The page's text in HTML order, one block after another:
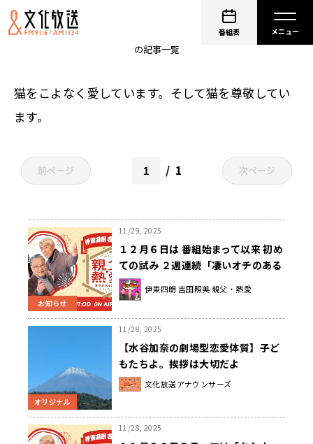
番組表
の記事一覧
猫をこよなく愛しています。そして猫を尊敬してい
ます。
前ページ 1 次ページ
お知らせ
11/29, 2025
１２月６日は 番組始まって以来 初め
ての試み ２週連続「凄いオチのある
話」に こだわる。
伊東四朗 吉田照美 親父・熱愛
オリジナル
11/28, 2025
【水谷加奈の劇場型恋愛体質】子ど
もたちよ。挨拶は大切だよ
文化放送アナウンサーズ
11/28, 2025